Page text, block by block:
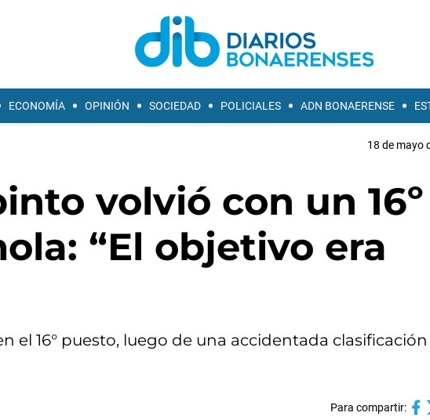
ECONOMÍA OPINIÓN SOCIEDAD POLICIALES ADN BONAERENSE
18 de mayo
volvió con un 16º
“El objetivo era
el 16° puesto, luego de una accidentada clasificación
Para compartir: